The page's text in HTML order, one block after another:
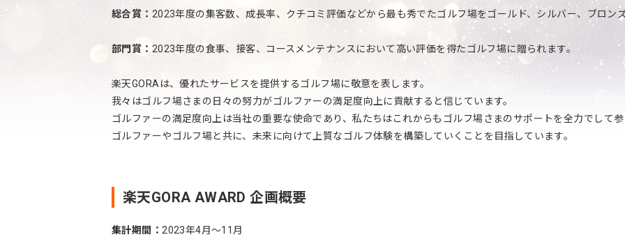
総合賞： 2023年度の集客数、成長率、クチコミ評価などから最も秀でたゴルフ場をゴールド、シルバー、ブロン
部門賞： 2023年度の食事、接客、コースメンテナンスにおいて高い評価を得たゴルフ場に贈られます。
楽天GORAは、優れたサービスを提供するゴルフ場に敬意を表します。
我々はゴルフ場さまの日々の努力がゴルファーの満足度向上に貢献すると信じています。
ゴルファーの満足度向上は当社の重要な使命であり、私たちはこれからもゴルフ場さまのサポートを全力でして
ゴルファーやゴルフ場と共に、未来に向けて上質なゴルフ体験を構築していくことを目指しています。
楽天GORA AWARD 企画概要
集計期間：2023年4月〜11月